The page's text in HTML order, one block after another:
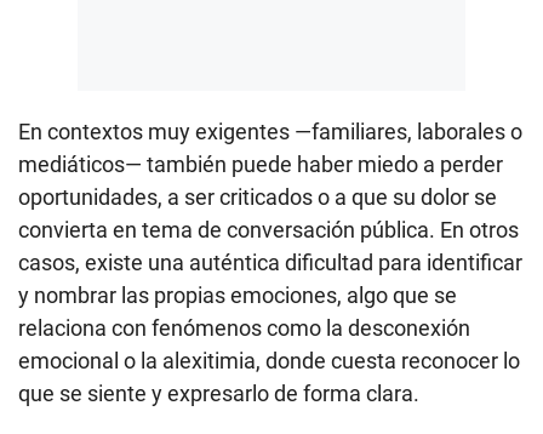
En contextos muy exigentes —familiares, laborales o
mediáticos— también puede haber miedo a perder
oportunidades, a ser criticados o a que su dolor se
convierta en tema de conversación pública. En otros
casos, existe una auténtica dificultad para identificar
y nombrar las propias emociones, algo que se
relaciona con fenómenos como la desconexión
emocional o la alexitimia, donde cuesta reconocer lo
que se siente y expresarlo de forma clara.